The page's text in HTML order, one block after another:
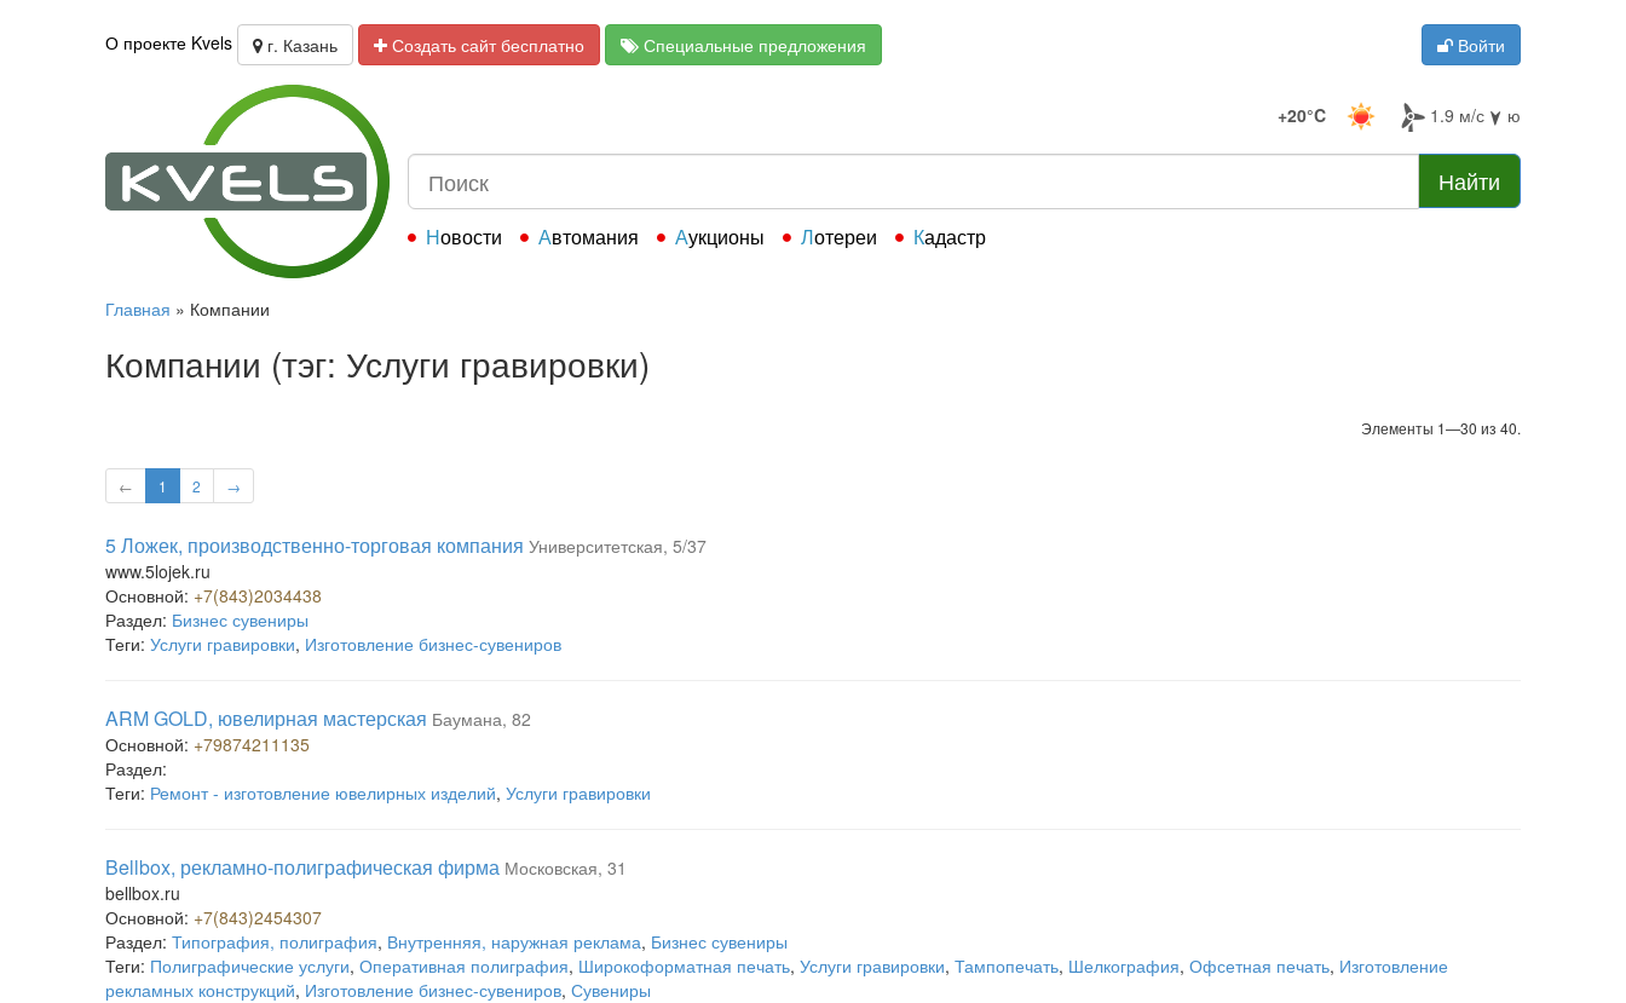
О проекте Kvels г. Казань Создать сайт бесплатно Специальные предложения Войти
+20°C 1.9 м/с ю
Найти
Новости Автомания Аукционы Лотереи Кадастр
Главная » Компании
Компании (тэг: Услуги гравировки)
Элементы 1—30 из 40.
← 1 2 →
5 Ложек, производственно-торговая компания Университетская, 5/37
www.5lojek.ru
Основной: +7(843)2034438
Раздел: Бизнес сувениры
Теги: Услуги гравировки, Изготовление бизнес-сувениров
ARM GOLD, ювелирная мастерская Баумана, 82
Основной: +79874211135
Раздел:
Теги: Ремонт - изготовление ювелирных изделий, Услуги гравировки
Bellbox, рекламно-полиграфическая фирма Московская, 31
bellbox.ru
Основной: +7(843)2454307
Раздел: Типография, полиграфия, Внутренняя, наружная реклама, Бизнес сувениры
Теги: Полиграфические услуги, Оперативная полиграфия, Широкоформатная печать, Услуги гравировки, Тампопечать, Шелкография, Офсетная печать, Изготовление
рекламных конструкций, Изготовление бизнес-сувениров, Сувениры